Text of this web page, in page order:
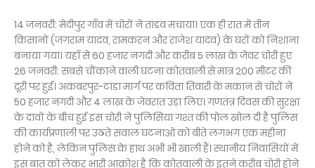
14 जनवरी: मेदीपुर गाँव में चोरों ने तांडव मचाया। एक ही रात में तीन
किसानों (जगराम यादव, रामकरन और राजेश यादव) के घरों को निशाना
बनाया गया। यहाँ से 60 हजार नगदी और करीब 5 लाख के जेवर चोरी हुए
26 जनवरी: सबसे चौंकाने वाली घटना कोतवाली से मात्र 200 मीटर की
दूरी पर हुई। अकबरपुर-टांडा मार्ग पर कविता तिवारी के मकान से चोरों ने
50 हजार नगदी और 4 लाख के जेवरात उड़ा लिए। गणतंत्र दिवस की सुरक्षा
के दावों के बीच हुई इस चोरी ने पुलिसिया गश्त की पोल खोल दी है पुलिस
की कार्यप्रणाली पर उठते सवाल घटनाओं को बीते लगभग एक महीना
होने को है, लेकिन पुलिस के हाथ अभी भी खाली हैं। स्थानीय निवासियों में
इस बात को लेकर भारी आक्रोश है कि कोतवाली के इतने करीब चोरी होने